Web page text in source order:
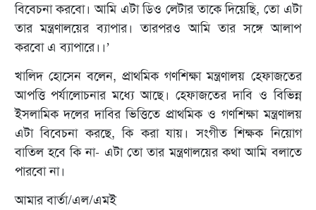
বিবেচনা করবো। আমি এটা ডিও লেটার তাকে দিয়েছি, তো এটা
তার মন্ত্রণালয়ের ব্যাপার। তারপরও আমি তার সঙ্গে আলাপ
করবো এ ব্যাপারে।।’
খালিদ হোসেন বলেন, প্রাথমিক গণশিক্ষা মন্ত্রণালয় হেফাজতের
আপত্তি পর্যালোচনার মধ্যে আছে। হেফাজতের দাবি ও বিভিন্ন
ইসলামিক দলের দাবির ভিত্তিতে প্রাথমিক ও গণশিক্ষা মন্ত্রণালয়
এটা বিবেচনা করছে, কি করা যায়। সংগীত শিক্ষক নিয়োগ
বাতিল হবে কি না- এটা তো তার মন্ত্রণালয়ের কথা আমি বলাতে
পারবো না।
আমার বার্তা/এল/এমই